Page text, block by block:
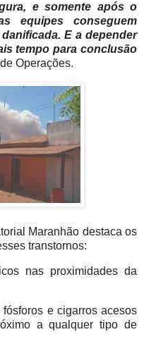
e somente após o
equipes conseguem
E a depender
tempo para conclusão
Operações.
Maranhão destaca os
transtornos:
nas proximidades da
e cigarros acesos
a qualquer tipo de